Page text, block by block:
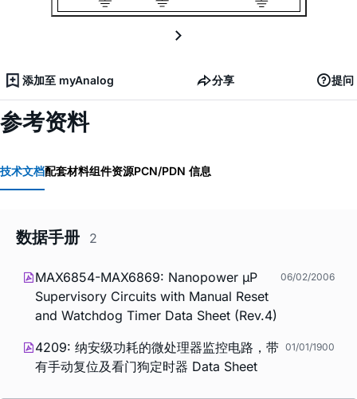
添加至 myAnalog 分享 提问
参考资料
技术文档配套材料组件资源PCN/PDN 信息
数据手册 2
MAX6854-MAX6869: Nanopower µP
Supervisory Circuits with Manual Reset
and Watchdog Timer Data Sheet (Rev.4)
06/02/2006
4209: 纳安级功耗的微处理器监控电路，带
有手动复位及看门狗定时器 Data Sheet
01/01/1900